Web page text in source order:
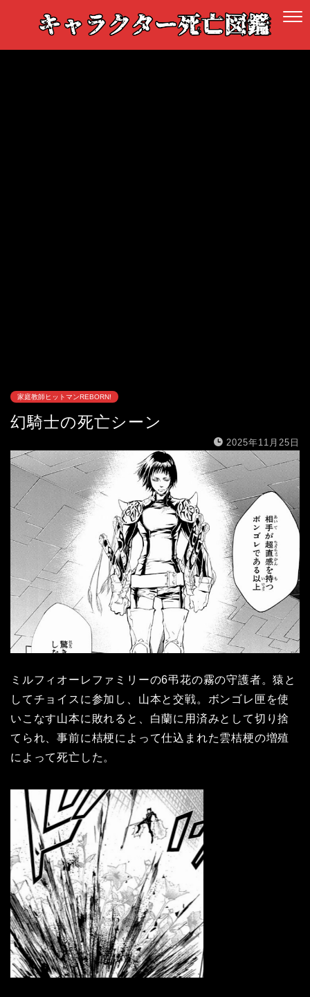
家庭教師ヒットマンREBORN!
幻騎士の死亡シーン
2025年11月25日
ミルフィオーレファミリーの6弔花の霧の守護者。猿と
してチョイスに参加し、山本と交戦。ボンゴレ匣を使
いこなす山本に敗れると、白蘭に用済みとして切り捨
てられ、事前に桔梗によって仕込まれた雲桔梗の増殖
によって死亡した。